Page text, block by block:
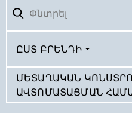
ԸՍՏ ԲՐԵՆԴԻ
ՄԵՏԱՂԱԿԱՆ
ՎՏՈՄԱՏԱՑՄԱՆ